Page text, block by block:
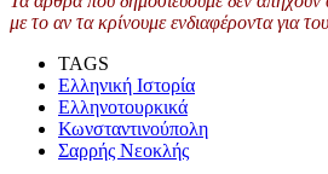
με το αν τα κρίνουμε ενδιαφέροντα για
TAGS
Ελληνική Ιστορία
Ελληνοτουρκικά
Κωνσταντινούπολη
Σαρρής Νεοκλής